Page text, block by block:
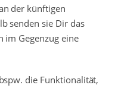
der künftigen
senden sie Dir das
im Gegenzug eine
die Funktionalität,